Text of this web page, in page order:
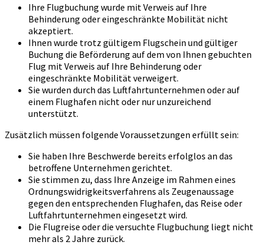
Ihre Flugbuchung wurde mit Verweis auf Ihre
Behinderung oder eingeschränkte Mobilität nicht
akzeptiert.
Ihnen wurde trotz gültigem Flugschein und gültiger
Buchung die Beförderung auf dem von Ihnen gebuchten
Flug mit Verweis auf Ihre Behinderung oder
eingeschränkte Mobilität verweigert.
Sie wurden durch das Luftfahrtunternehmen oder auf
einem Flughafen nicht oder nur unzureichend
unterstützt.
Zusätzlich müssen folgende Voraussetzungen erfüllt sein:
Sie haben Ihre Beschwerde bereits erfolglos an das
betroffene Unternehmen gerichtet.
Sie stimmen zu, dass Ihre Anzeige im Rahmen eines
Ordnungswidrigkeitsverfahrens als Zeugenaussage
gegen den entsprechenden Flughafen, das Reise oder
Luftfahrtunternehmen eingesetzt wird.
Die Flugreise oder die versuchte Flugbuchung liegt nicht
mehr als 2 Jahre zurück.